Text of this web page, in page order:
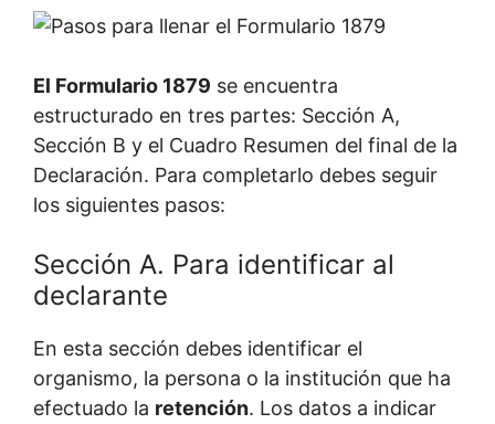
El Formulario 1879 se encuentra
estructurado en tres partes: Sección A,
Sección B y el Cuadro Resumen del final de la
Declaración. Para completarlo debes seguir
los siguientes pasos:
Sección A. Para identificar al
declarante
En esta sección debes identificar el
organismo, la persona o la institución que ha
efectuado la retención. Los datos a indicar